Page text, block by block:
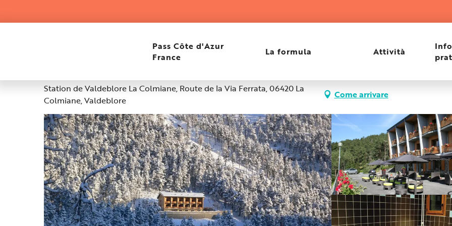
Pass Côte d'Azur
France
La formula Attività
Adrechas Mercantour
Station de Valdeblore La Colmiane, Route de la Via Ferrata, 06420 La
Colmiane, Valdeblore
Come arrivare